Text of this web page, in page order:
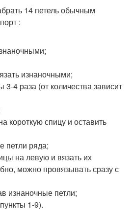
14 петель обычным
:
изнаночными;
3-4 раза (от количества зависит
короткую спицу и оставить
петли ряда;
на левую и вязать их
можно провязывать сразу с
изнаночные петли;
1-9).